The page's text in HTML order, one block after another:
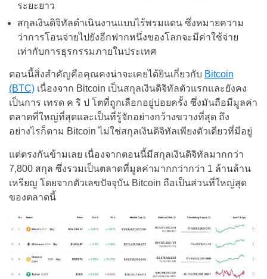
ระยะยาว
สกุลเงินดิจิทัลดำเนินงานแบบไร้พรมแดน ซึ่งหมายความ
ว่าการโอนจ่ายไปยังอีกฟากหนึ่งของโลกจะมีค่าใช้จ่าย
เท่ากับการธุรกรรมภายในประเทศ
ตอนนี้สิ่งสำคัญคือคุณคงน่าจะเคยได้ยินเกี่ยวกับ Bitcoin
(BTC) เนื่องจาก Bitcoin เป็นสกุลเงินดิจิทัลตัวแรกและยังคง
เป็นการ เทรด ค ริ ป โตที่ถูกเลือกอยู่บ่อยครั้ง ซึ่งมันถือมีมูลค่า
ตลาดที่ใหญ่ที่สุดและเป็นที่รู้จักอย่างกว้างขวางที่สุด ถึง
อย่างไรก็ตาม Bitcoin ไม่ใช่สกุลเงินดิจิทัลเพียงตัวเดียวที่มีอยู่
แต่ตรงกันข้ามเลย เนื่องจากตอนนี้มีสกุลเงินดิจิทัลมากกว่า
7,800 สกุล ซึ่งรวมเป็นตลาดที่มูลค่ามากกว่ากว่า 1 ล้านล้าน
เหรียญ โดยจากตัวเลขปัจจุบัน Bitcoin ถือเป็นส่วนที่ใหญ่สุด
ของตลาดนี้